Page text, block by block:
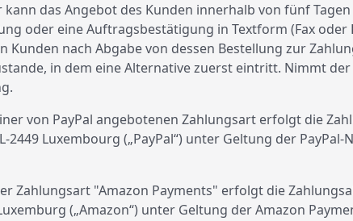
kann das Angebot des Kunden innerhalb von fünf
oder eine Auftragsbestätigung in Textform (Fax
Kunden nach Abgabe von dessen Bestellung zur
in dem eine Alternative zuerst eintritt. Nimmt
von PayPal angebotenen Zahlungsart erfolgt die
2449 Luxembourg („PayPal“) unter Geltung der
Zahlungsart "Amazon Payments" erfolgt die
(„Amazon“) unter Geltung der Amazon